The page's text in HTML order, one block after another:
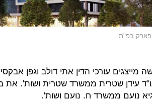
פארק בפ"ת
מייצגים עורכי הדין אתי דולב וגפן
ועו"ד עידן שטרית ממשרד שטרית ושות'. את
נועם ממשרד ח. נועם ושות'.